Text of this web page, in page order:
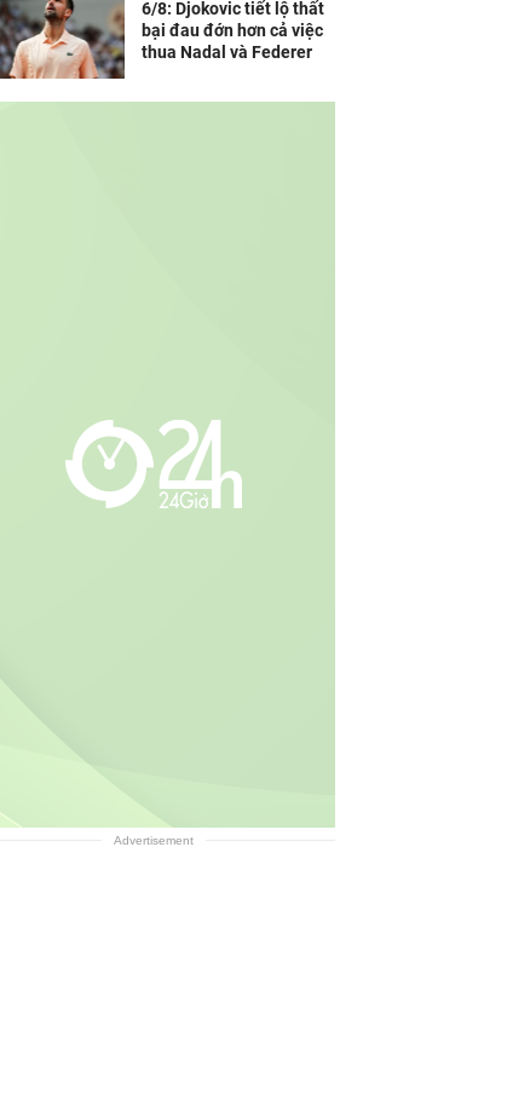
6/8: Djokovic tiết lộ thất
bại đau đớn hơn cả việc
thua Nadal và Federer
Advertisement